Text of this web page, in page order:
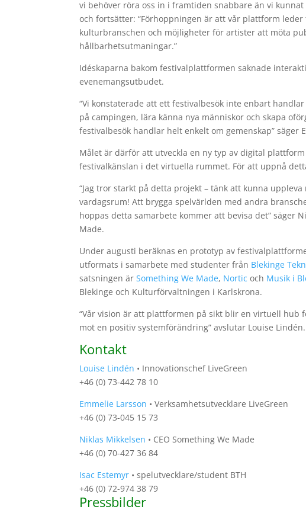
vi behöver röra oss in i framtiden snabbare än vi
och fortsätter: “Förhoppningen är att vår plattform
kulturbranschen och möjligheter för artister att möta
hållbarhetsutmaningar.”
Idéskaparna bakom festivalplattformen saknade
evenemangsutbudet.
“Vi konstaterade att ett festivalbesök inte enbart
på campingen, lära känna nya människor och skapa
festivalbesök handlar helt enkelt om gemenskap” säger
Målet är därför att utveckla en ny typ av digital
festivalkänslan i det virtuella rummet. För att uppnå
“Jag tror starkt på detta projekt – tänk att kunna
vardagsrum! Att brygga spelvärlden med andra
hoppas detta samarbete kommer att bevisa det” säger
Made.
Under augusti beräknas en prototyp av
utformats i samarbete med studenter från Blekinge
satsningen ärSomething We Made, Nortic och Musik i
Blekinge och Kulturförvaltningen i Karlskrona.
“Vår vision är att plattformen på sikt blir en virtuell
mot en positiv systemförändring” avslutar Louise Lindén.
Kontakt
Louise Lindén • Innovationschef LiveGreen
+46 (0) 73-442 78 10
Emmelie Larsson • Verksamhetsutvecklare LiveGreen
+46 (0) 73-045 15 73
Niklas Mikkelsen • CEO Something We Made
+46 (0) 70-427 36 84
Isac Estemyr • spelutvecklare/student BTH
+46 (0) 72-974 38 79
Pressbilder